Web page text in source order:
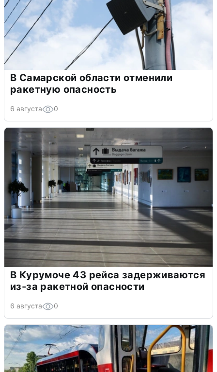
В Самарской области отменили
ракетную опасность
6 августа 0
В Курумоче 43 рейса задерживаются
из-за ракетной опасности
6 августа 0